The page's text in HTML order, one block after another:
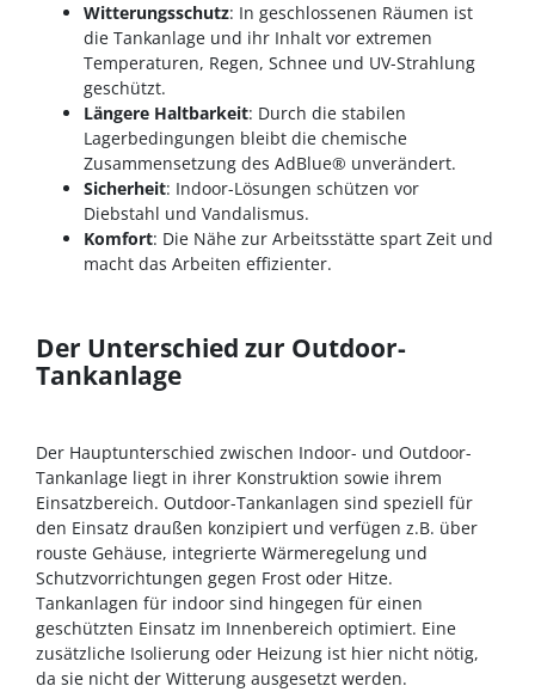
Witterungsschutz: In geschlossenen Räumen ist
die Tankanlage und ihr Inhalt vor extremen
Temperaturen, Regen, Schnee und UV-Strahlung
geschützt.
Längere Haltbarkeit: Durch die stabilen
Lagerbedingungen bleibt die chemische
Zusammensetzung des AdBlue® unverändert.
Sicherheit: Indoor-Lösungen schützen vor
Diebstahl und Vandalismus.
Komfort: Die Nähe zur Arbeitsstätte spart Zeit und
macht das Arbeiten effizienter.
Der Unterschied zur Outdoor-
Tankanlage
Der Hauptunterschied zwischen Indoor- und Outdoor-
Tankanlage liegt in ihrer Konstruktion sowie ihrem
Einsatzbereich. Outdoor-Tankanlagen sind speziell für
den Einsatz draußen konzipiert und verfügen z.B. über
rouste Gehäuse, integrierte Wärmeregelung und
Schutzvorrichtungen gegen Frost oder Hitze.
Tankanlagen für indoor sind hingegen für einen
geschützten Einsatz im Innenbereich optimiert. Eine
zusätzliche Isolierung oder Heizung ist hier nicht nötig,
da sie nicht der Witterung ausgesetzt werden.